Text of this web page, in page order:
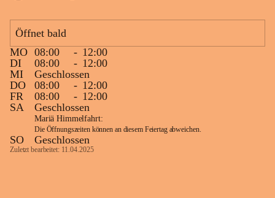
Wie wichtig Hecken sind zeigt das
österreichweite Forschungsprojekt
„Heckenleben“ des Vereins Regionale
Gehölzvermehrung. Die Untersuchungen
machen deutlich, dass Bestäuber auf ein
möglichst durchgehendes
Nahrungsangebot angewiesen sind.
Heimische Hecken können
Versorgungslücken schließen, weil
unterschiedliche Gehölzarten zu
Öffnet bald
MO 08:00 - 12:00
DI
08:00 - 12:00
MI
Geschlossen
DO
08:00 - 12:00
FR
08:00 - 12:00
SA
Geschlossen
Mariä Himmelfahrt:
Die Öffnungszeiten können an diesem Feiertag abweichen.
SO Geschlossen
Zuletzt bearbeitet: 11.04.2025